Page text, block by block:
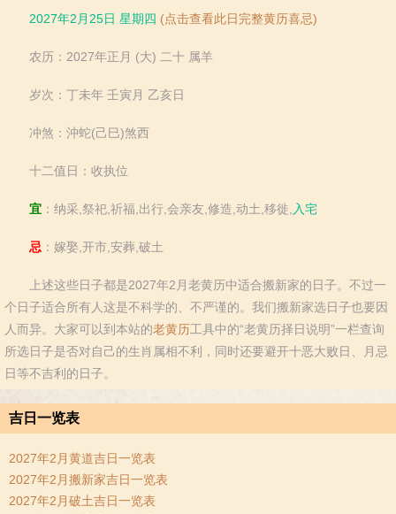
2027年2月25日 星期四 (点击查看此日完整黄历喜忌)
农历：2027年正月 (大) 二十 属羊
岁次：丁未年 壬寅月 乙亥日
冲煞：沖蛇(己巳)煞西
十二值日：收执位
宜 ：纳采,祭祀,祈福,出行,会亲友,修造,动土,移徙, 入宅
忌 ：嫁娶,开市,安葬,破土
上述这些日子都是2027年2月老黄历中适合搬新家的日子。不过一
个日子适合所有人这是不科学的、不严谨的。我们搬新家选日子也要因
人而异。大家可以到本站的老黄历工具中的“老黄历择日说明”一栏查询
所选日子是否对自己的生肖属相不利，同时还要避开十恶大败日、月忌
日等不吉利的日子。
吉日一览表
2027年2月黄道吉日一览表
2027年2月搬新家吉日一览表
2027年2月破土吉日一览表